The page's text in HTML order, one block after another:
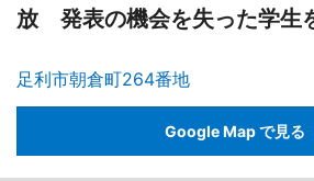
放 発表の機会を失った学生
足利市朝倉町264番地
Google Map で見る